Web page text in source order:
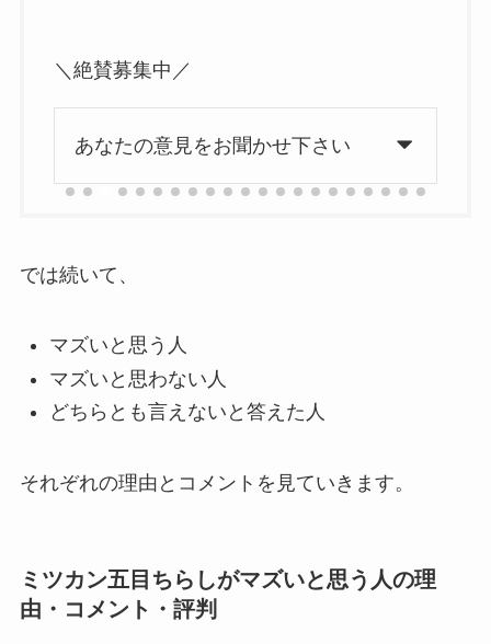
＼絶賛募集中／
あなたの意見をお聞かせ下さい
では続いて、
マズいと思う人
マズいと思わない人
どちらとも言えないと答えた人
それぞれの理由とコメントを見ていきます。
ミツカン五目ちらしがマズいと思う人の理
由・コメント・評判